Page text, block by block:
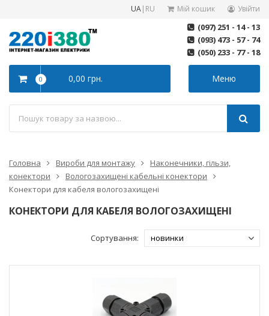
UA| RU Мій кошик Увійти
(097) 251 - 14 - 13
(093) 473 - 57 - 74
(050) 233 - 77 - 18
Меню
0 0,00 грн.
Головна Вироби для монтажу
Наконечники, гільзи,
конектори
Вологозахищені кабельні конектори
Конектори для кабеля вологозахищені
КОНЕКТОРИ ДЛЯ КАБЕЛЯ ВОЛОГОЗАХИЩЕНІ
Сортування: